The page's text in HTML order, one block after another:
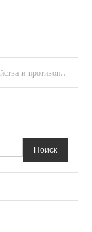
Полезные свойства и противопоказания моркови
Поиск